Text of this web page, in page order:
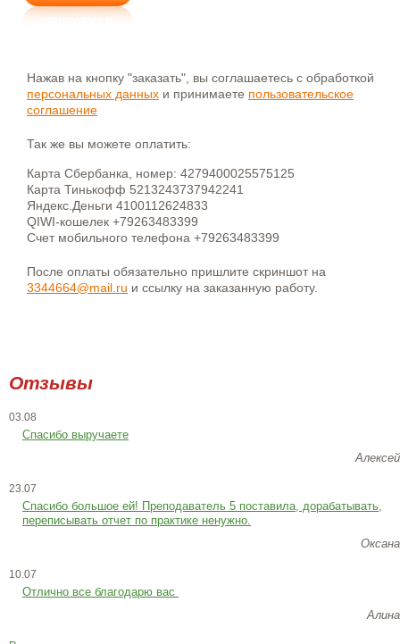
Нажав на кнопку "заказать", вы соглашаетесь с обработкой
персональных данных и принимаете пользовательское
соглашение
Так же вы можете оплатить:
Карта Сбербанка, номер: 4279400025575125
Карта Тинькофф 5213243737942241
Яндекс.Деньги 4100112624833
QIWI-кошелек +79263483399
Счет мобильного телефона +79263483399
После оплаты обязательно пришлите скриншот на
3344664@mail.ru и ссылку на заказанную работу.
Отзывы
03.08
Спасибо выручаете
Алексей
23.07
Cпасибо большое ей! Преподаватель 5 поставила, дорабатывать,
переписывать отчет по практике ненужно.
Оксана
10.07
Отлично все благодарю вас
Алина